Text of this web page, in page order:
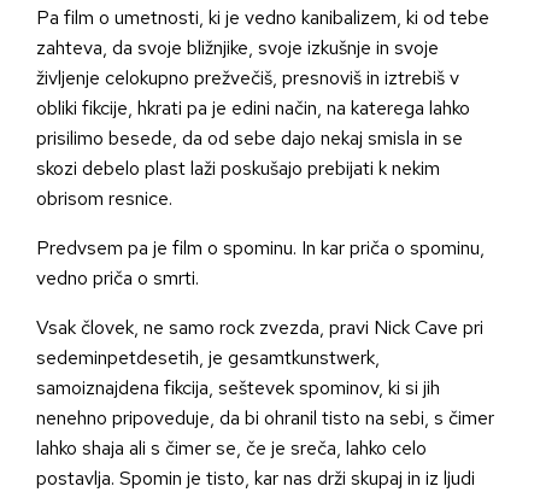
Pa film o umetnosti, ki je vedno kanibalizem, ki od tebe
zahteva, da svoje bližnjike, svoje izkušnje in svoje
življenje celokupno prežvečiš, presnoviš in iztrebiš v
obliki fikcije, hkrati pa je edini način, na katerega lahko
prisilimo besede, da od sebe dajo nekaj smisla in se
skozi debelo plast laži poskušajo prebijati k nekim
obrisom resnice.
Predvsem pa je film o spominu. In kar priča o spominu,
vedno priča o smrti.
Vsak človek, ne samo rock zvezda, pravi Nick Cave pri
sedeminpetdesetih, je gesamtkunstwerk,
samoiznajdena fikcija, seštevek spominov, ki si jih
nenehno pripoveduje, da bi ohranil tisto na sebi, s čimer
lahko shaja ali s čimer se, če je sreča, lahko celo
postavlja. Spomin je tisto, kar nas drži skupaj in iz ljudi